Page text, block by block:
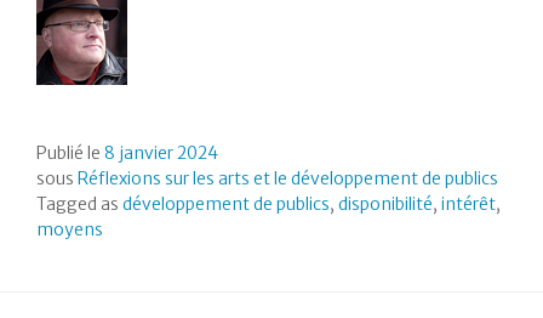
Publié le 8 janvier 2024
sous Réflexions sur les arts et le développement de publics
Tagged as développement de publics, disponibilité, intérêt,
moyens